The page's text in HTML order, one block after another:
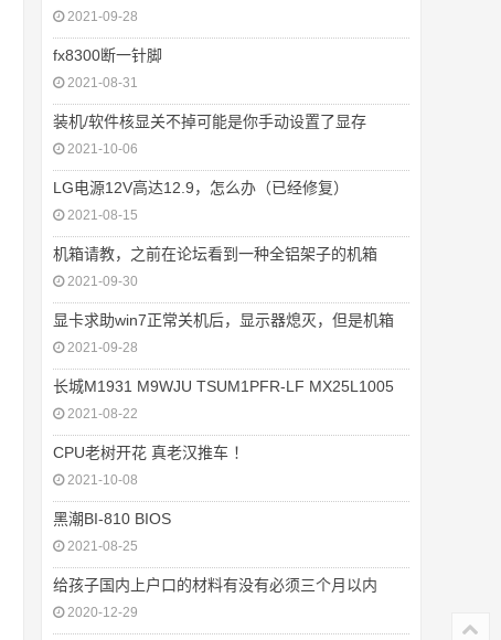
2021-09-28
fx8300断一针脚
2021-08-31
装机/软件核显关不掉可能是你手动设置了显存
2021-10-06
LG电源12V高达12.9，怎么办（已经修复）
2021-08-15
机箱请教，之前在论坛看到一种全铝架子的机箱
2021-09-30
显卡求助win7正常关机后，显示器熄灭，但是机箱
2021-09-28
长城M1931 M9WJU TSUM1PFR-LF MX25L1005
2021-08-22
CPU老树开花 真老汉推车 ！
2021-10-08
黑潮BI-810 BIOS
2021-08-25
给孩子国内上户口的材料有没有必须三个月以内
2020-12-29